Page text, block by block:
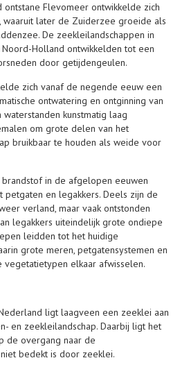
ontstane Flevomeer ontwikkelde zich
later de Zuiderzee groeide als
De zeekleilandschappen in
Holland ontwikkelden tot een
door getijdengeulen.
zich vanaf de negende eeuw een
ontwatering en ontginning van
kunstmatig laag
om grote delen van het
bruikbaar te houden als weide voor
in de afgelopen eeuwen
en legakkers. Deels zijn de
verland, maar vaak ontstonden
legakkers uiteindelijk grote ondiepe
leidden tot het huidige
grote meren, petgatensystemen en
vegetatietypen elkaar afwisselen.
ligt laagveen een zeeklei aan
en zeekleilandschap. Daarbij ligt het
de overgang naar de
bedekt is door zeeklei.